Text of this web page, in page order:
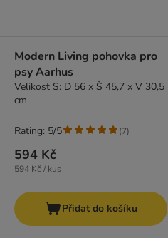
Modern Living pohovka pro
psy Aarhus
Velikost S: D 56 x Š 45,7 x V 30,5
cm
594 Kč
594 Kč / kus
Rating: 5/5 (7)
Přidat do košíku